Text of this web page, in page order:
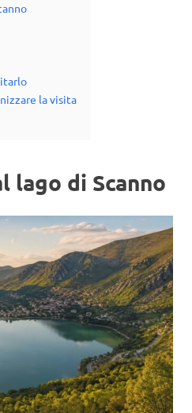
la visita
lago di Scanno